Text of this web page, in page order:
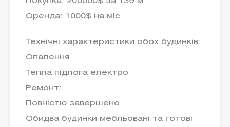
Оренда: 1000$ на міс
Технічні характеристики обох будинків:
Опалення
Тепла підлога електро
Ремонт:
Повністю завершено
Обидва будинки мебльовані та готові